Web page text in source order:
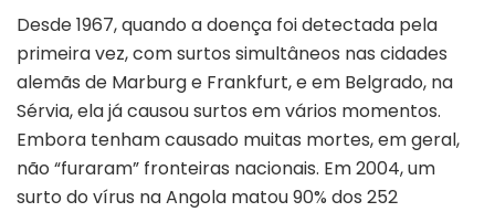
Desde 1967, quando a doença foi detectada pela
primeira vez, com surtos simultâneos nas cidades
alemãs de Marburg e Frankfurt, e em Belgrado, na
Sérvia, ela já causou surtos em vários momentos.
Embora tenham causado muitas mortes, em geral,
não “furaram” fronteiras nacionais. Em 2004, um
surto do vírus na Angola matou 90% dos 252